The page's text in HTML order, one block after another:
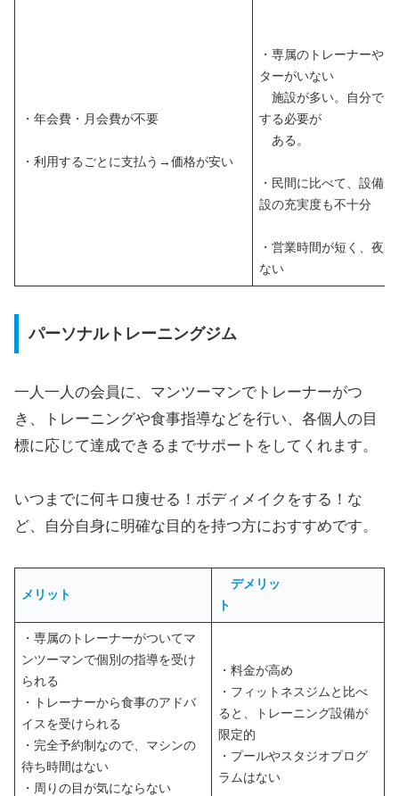
・年会費・月会費が不要
・利用するごとに支払う→価格が安い
・専属のトレーナーや
ターがいない
施設が多い。自分でト
する必要が
ある。
・民間に比べて、設備
設の充実度も不十分
・営業時間が短く、夜
ない
パーソナルトレーニングジム
一人一人の会員に、マンツーマンでトレーナーがつ
き、トレーニングや食事指導などを行い、各個人の目
標に応じて達成できるまでサポートをしてくれます。
いつまでに何キロ痩せる！ボディメイクをする！な
ど、自分自身に明確な目的を持つ方におすすめです。
メリット
デメリッ
ト
・専属のトレーナーがついてマ
ンツーマンで個別の指導を受け
られる
・トレーナーから食事のアドバ
イスを受けられる
・完全予約制なので、マシンの
待ち時間はない
・周りの目が気にならない
・料金が高め
・フィットネスジムと比べ
ると、トレーニング設備が
限定的
・プールやスタジオプログ
ラムはない